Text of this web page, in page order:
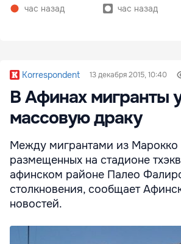
час назад
час назад
Korrespondent 13 декабря 2015, 10:40
В Афинах мигранты
массовую драку
Между мигрантами из Марокко
размещенных на стадионе
афинском районе Палео
столкновения, сообщает
новостей.